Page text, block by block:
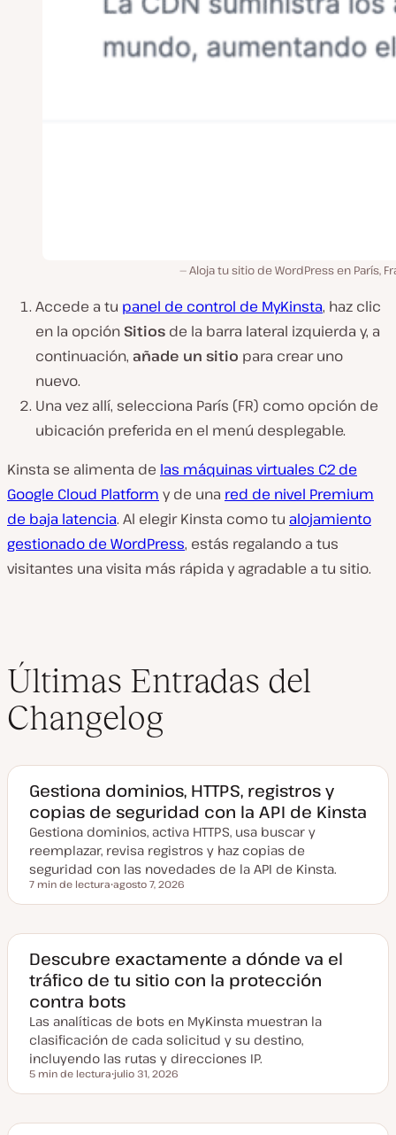
Aloja tu sitio de WordPress en París,
Accede a tu panel de control de MyKinsta, haz clic
en la opción Sitios de la barra lateral izquierda y, a
continuación, añade un sitio para crear uno
nuevo.
Una vez allí, selecciona París (FR) como opción de
ubicación preferida en el menú desplegable.
Kinsta se alimenta de las máquinas virtuales C2 de
Google Cloud Platform y de una red de nivel Premium
de baja latencia. Al elegir Kinsta como tu alojamiento
gestionado de WordPress, estás regalando a tus
visitantes una visita más rápida y agradable a tu sitio.
Últimas Entradas del
Changelog
Gestiona dominios, HTTPS, registros y
copias de seguridad con la API de Kinsta
Gestiona dominios, activa HTTPS, usa buscar y
reemplazar, revisa registros y haz copias de
seguridad con las novedades de la API de Kinsta.
Tiempo de lectura
7 min de lectura
e
h
c
u
a
l
i
a
d
a
agosto 7, 2026
Descubre exactamente a dónde va el
tráfico de tu sitio con la protección
contra bots
Las analíticas de bots en MyKinsta muestran la
clasificación de cada solicitud y su destino,
incluyendo las rutas y direcciones IP.
Tiempo de lectura
5 min de lectura
e
h
julio 31, 2026